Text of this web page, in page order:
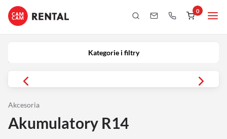
0
Kategorie i filtry
Akcesoria
Akumulatory R14
Kategorie i filtry
Obiektywy